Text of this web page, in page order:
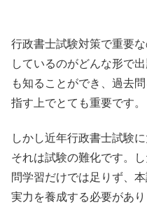
行政書士試験対策で重要
しているのがどんな形で
も知ることができ、過去
指す上でとても重要です。
しかし近年行政書士試験
それは試験の難化です。
問学習だけでは足りず、
実力を養成する必要があり